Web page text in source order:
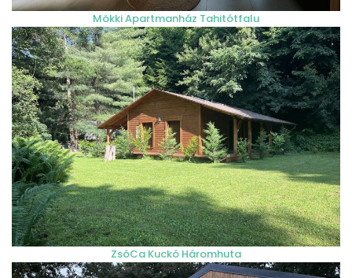
Mökki Apartmanház Tahitótfalu
ZsóCa Kuckó Háromhuta